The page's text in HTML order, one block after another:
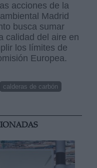
acciones de la
Madrid
busca sumar
calidad del aire en
los límites de
Europea.
calderas de carbón